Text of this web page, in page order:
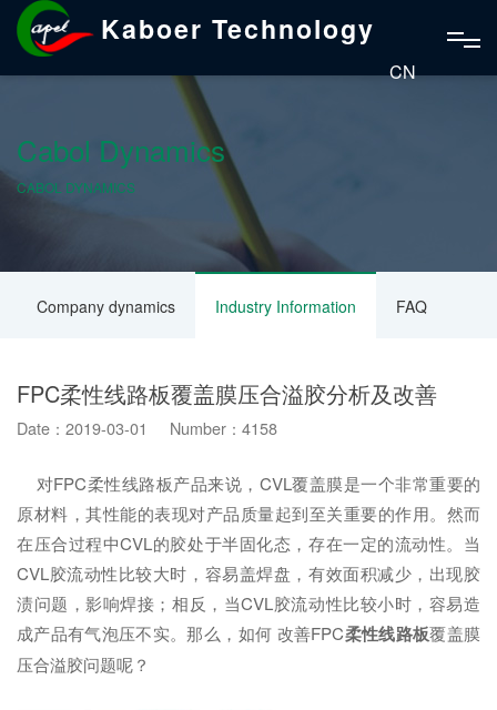
Kaboer Technology
CN
Cabol Dynamics
CABOL DYNAMICS
Company dynamics Industry Information FAQ
FPC柔性线路板覆盖膜压合溢胶分析及改善
Date：2019-03-01 Number：4158
对FPC柔性线路板产品来说，CVL覆盖膜是一个非常重要的
原材料，其性能的表现对产品质量起到至关重要的作用。然而
在压合过程中CVL的胶处于半固化态，存在一定的流动性。当
CVL胶流动性比较大时，容易盖焊盘，有效面积减少，出现胶
渍问题，影响焊接；相反，当CVL胶流动性比较小时，容易造
成产品有气泡压不实。那么，如何 改善FPC柔性线路板覆盖膜
压合溢胶问题呢？